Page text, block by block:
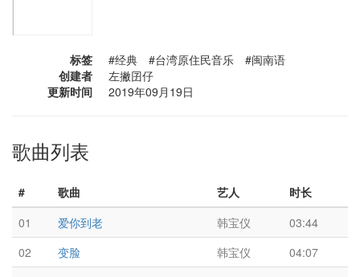
标签
#经典 #台湾原住民音乐 #闽南语
创建者
左撇囝仔
更新时间
2019年09月19日
歌曲列表
# 歌曲 艺人
时长
01
爱你到老 韩宝仪
03:44
02
变脸 韩宝仪
04:07